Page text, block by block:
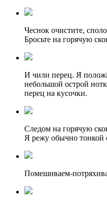
Чеснок очистите,
Бросьте на горячую
И чили перец. Я
небольшой острой
перец на кусочки.
Следом на горячую
Я режу обычно тонкой
Помешиваем-